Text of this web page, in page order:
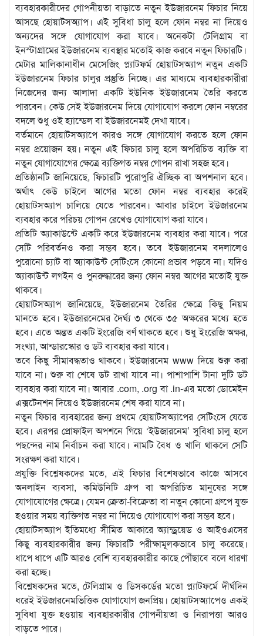
ব্যবহারকারীদের গোপনীয়তা বাড়াতে নতুন ইউজারনেম ফিচার নিয়ে
আসছে হোয়াটসঅ্যাপ। এই সুবিধা চালু হলে ফোন নম্বর না দিয়েও
অন্যদের সঙ্গে যোগাযোগ করা যাবে। অনেকটা টেলিগ্রাম বা
ইনস্টাগ্রামের ইউজারনেম ব্যবস্থার মতোই কাজ করবে নতুন ফিচারটি।
মেটার মালিকানাধীন মেসেজিং প্ল্যাটফর্ম হোয়াটসঅ্যাপ নতুন একটি
ইউজারনেম ফিচার চালুর প্রস্তুতি নিচ্ছে। এর মাধ্যমে ব্যবহারকারীরা
নিজেদের জন্য আলাদা একটি ইউনিক ইউজারনেম তৈরি করতে
পারবেন। কেউ সেই ইউজারনেম দিয়ে যোগাযোগ করলে ফোন নম্বরের
বদলে শুধু ওই হ্যান্ডেল বা ইউজারনেমই দেখা যাবে।
বর্তমানে হোয়াটসঅ্যাপে কারও সঙ্গে যোগাযোগ করতে হলে ফোন
নম্বর প্রয়োজন হয়। নতুন এই ফিচার চালু হলে অপরিচিত ব্যক্তি বা
নতুন যোগাযোগের ক্ষেত্রে ব্যক্তিগত নম্বর গোপন রাখা সহজ হবে।
প্রতিষ্ঠানটি জানিয়েছে, ফিচারটি পুরোপুরি ঐচ্ছিক বা অপশনাল হবে।
অর্থাৎ কেউ চাইলে আগের মতো ফোন নম্বর ব্যবহার করেই
হোয়াটসঅ্যাপ চালিয়ে যেতে পারবেন। আবার চাইলে ইউজারনেম
ব্যবহার করে পরিচয় গোপন রেখেও যোগাযোগ করা যাবে।
প্রতিটি অ্যাকাউন্টে একটি করে ইউজারনেম ব্যবহার করা যাবে। পরে
সেটি পরিবর্তনও করা সম্ভব হবে। তবে ইউজারনেম বদলালেও
পুরোনো চ্যাট বা অ্যাকাউন্ট সেটিংসে কোনো প্রভাব পড়বে না। যদিও
অ্যাকাউন্ট লগইন ও পুনরুদ্ধারের জন্য ফোন নম্বর আগের মতোই যুক্ত
থাকবে।
হোয়াটসঅ্যাপ জানিয়েছে, ইউজারনেম তৈরির ক্ষেত্রে কিছু নিয়ম
মানতে হবে। ইউজারনেমের দৈর্ঘ্য ৩ থেকে ৩৫ অক্ষরের মধ্যে হতে
হবে। এতে অন্তত একটি ইংরেজি বর্ণ থাকতে হবে। শুধু ইংরেজি অক্ষর,
সংখ্যা, আন্ডারস্কোর ও ডট ব্যবহার করা যাবে।
তবে কিছু সীমাবদ্ধতাও থাকবে। ইউজারনেম www দিয়ে শুরু করা
যাবে না। শুরু বা শেষে ডট রাখা যাবে না। পাশাপাশি টানা দুটি ডট
ব্যবহার করা যাবে না। আবার .com, .org বা .in-এর মতো ডোমেইন
এক্সটেনশন দিয়েও ইউজারনেম শেষ করা যাবে না।
নতুন ফিচার ব্যবহারের জন্য প্রথমে হোয়াটসঅ্যাপের সেটিংসে যেতে
হবে। এরপর প্রোফাইল অপশনে গিয়ে ‘ইউজারনেম’ সুবিধা চালু হলে
পছন্দের নাম নির্বাচন করা যাবে। নামটি বৈধ ও খালি থাকলে সেটি
সংরক্ষণ করা যাবে।
প্রযুক্তি বিশ্লেষকদের মতে, এই ফিচার বিশেষভাবে কাজে আসবে
অনলাইন ব্যবসা, কমিউনিটি গ্রুপ বা অপরিচিত মানুষের সঙ্গে
যোগাযোগের ক্ষেত্রে। যেমন ক্রেতা-বিক্রেতা বা নতুন কোনো গ্রুপে যুক্ত
হওয়ার সময় ব্যক্তিগত নম্বর না দিয়েও যোগাযোগ করা সম্ভব হবে।
হোয়াটসঅ্যাপ ইতিমধ্যে সীমিত আকারে অ্যান্ড্রয়েড ও আইওএসের
কিছু ব্যবহারকারীর জন্য ফিচারটি পরীক্ষামূলকভাবে চালু করেছে।
ধাপে ধাপে এটি আরও বেশি ব্যবহারকারীর কাছে পৌঁছাবে বলে ধারণা
করা হচ্ছে।
বিশ্লেষকদের মতে, টেলিগ্রাম ও ডিসকর্ডের মতো প্ল্যাটফর্মে দীর্ঘদিন
ধরেই ইউজারনেমভিত্তিক যোগাযোগ জনপ্রিয়। হোয়াটসঅ্যাপেও একই
সুবিধা যুক্ত হওয়ায় ব্যবহারকারীর গোপনীয়তা ও নিরাপত্তা আরও
বাড়তে পারে।